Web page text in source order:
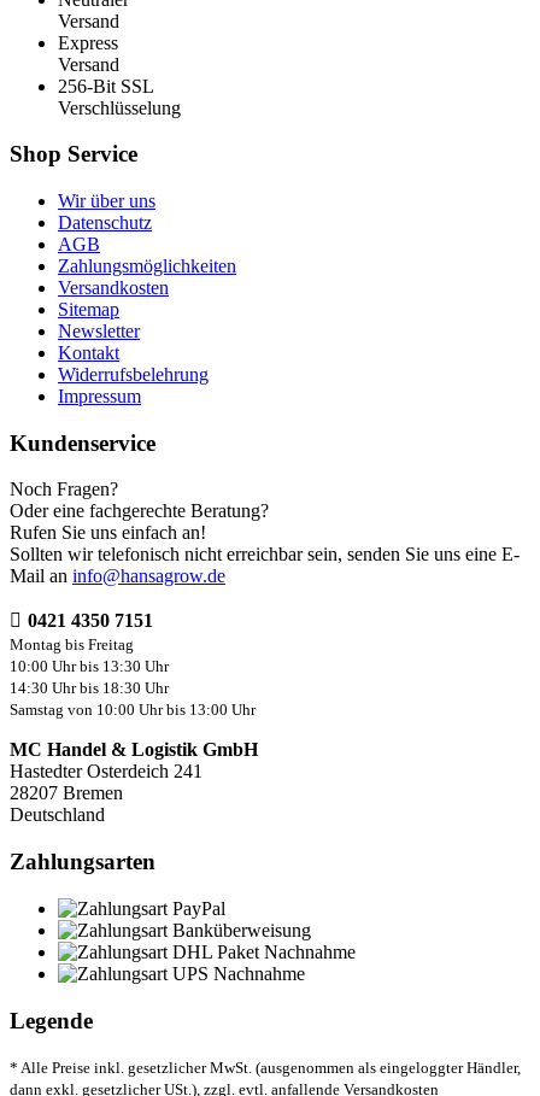
Versand
Express
Versand
256-Bit SSL
Verschlüsselung
Shop Service
Wir über uns
Datenschutz
AGB
Zahlungsmöglichkeiten
Versandkosten
Sitemap
Newsletter
Kontakt
Widerrufsbelehrung
Impressum
Kundenservice
Noch Fragen?
Oder eine fachgerechte Beratung?
Rufen Sie uns einfach an!
Sollten wir telefonisch nicht erreichbar sein, senden Sie uns eine E-
Mail an info@hansagrow.de
0421 4350 7151
Montag bis Freitag
10:00 Uhr bis 13:30 Uhr
14:30 Uhr bis 18:30 Uhr
Samstag von 10:00 Uhr bis 13:00 Uhr
MC Handel & Logistik GmbH
Hastedter Osterdeich 241
28207 Bremen
Deutschland
Zahlungsarten
Legende
* Alle Preise inkl. gesetzlicher MwSt. (ausgenommen als eingeloggter Händler,
dann exkl. gesetzlicher USt.), zzgl. evtl. anfallende Versandkosten